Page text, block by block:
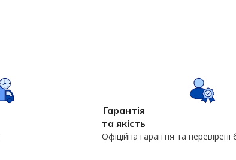
Гарантія
та якість
Офіційна гарантія та перевірені